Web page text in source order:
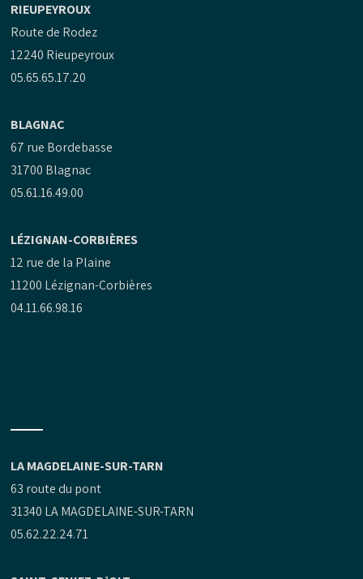
RIEUPEYROUX
Route de Rodez
12240 Rieupeyroux
05.65.65.17.20
BLAGNAC
67 rue Bordebasse
31700 Blagnac
05.61.16.49.00
LÉZIGNAN-CORBIÈRES
12 rue de la Plaine
11200 Lézignan-Corbières
04.11.66.98.16
LA MAGDELAINE-SUR-TARN
63 route du pont
31340 LA MAGDELAINE-SUR-TARN
05.62.22.24.71